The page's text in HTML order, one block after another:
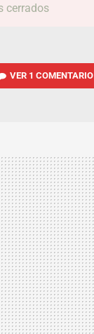
cerrados
VER 1 COMENTARIO